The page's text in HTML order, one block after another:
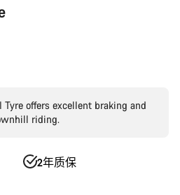
offers excellent braking and
riding.
2年质保